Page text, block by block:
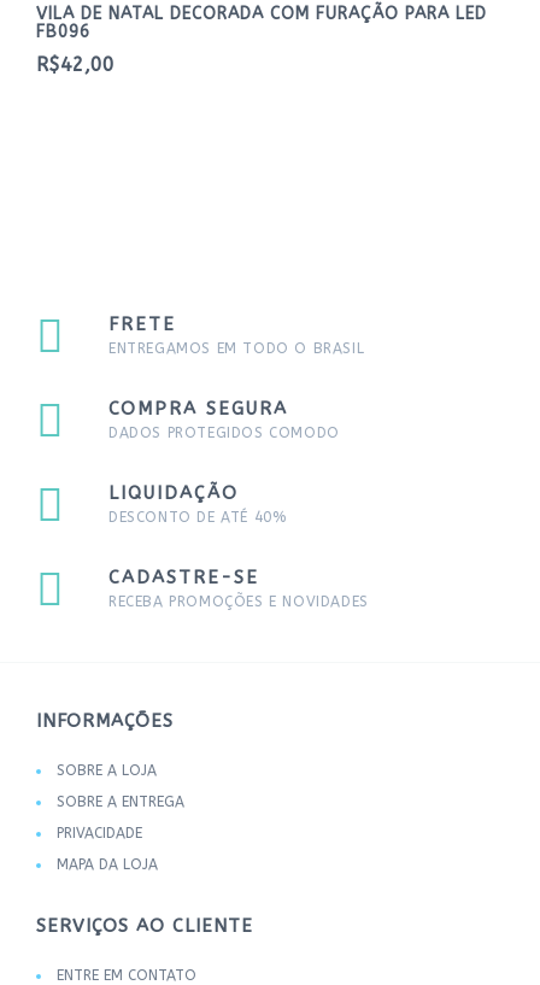
VILA DE NATAL DECORADA COM FURAÇÃO PARA LED
FB096
R$42,00
FRETE
ENTREGAMOS EM TODO O BRASIL
COMPRA SEGURA
DADOS PROTEGIDOS COMODO
LIQUIDAÇÃO
DESCONTO DE ATÉ 40%
CADASTRE-SE
RECEBA PROMOÇÕES E NOVIDADES
INFORMAÇÕES
SOBRE A LOJA
SOBRE A ENTREGA
PRIVACIDADE
MAPA DA LOJA
SERVIÇOS AO CLIENTE
ENTRE EM CONTATO